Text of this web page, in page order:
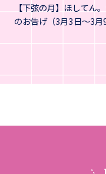
【下弦の月】ほしてん
のお告げ（3月3日～3月9